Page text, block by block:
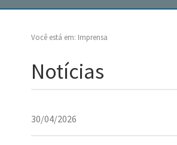
Você está em: Imprensa
Notícias
30/04/2026